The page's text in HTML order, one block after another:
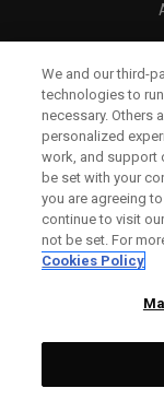
We and our third-
technologies to
necessary. Others
personalized
work, and support
be set with your
you are agreeing
continue to visit
not be set. For
Cookies Policy